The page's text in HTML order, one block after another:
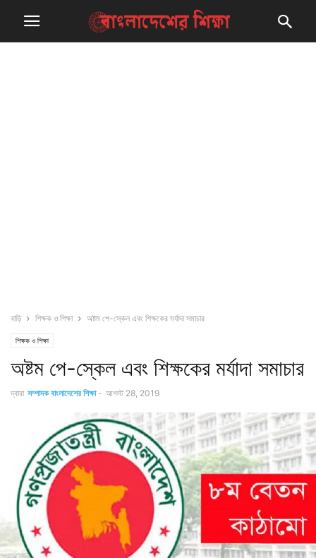
বাড়ি শিক্ষক ও শিক্ষা অষ্টম পে-স্কেল এবং শিক্ষকের মর্যাদা সমাচার
শিক্ষক ও শিক্ষা
অষ্টম পে-স্কেল এবং শিক্ষকের মর্যাদা সমাচার
দ্বারা সম্পাদক বাংলাদেশের শিক্ষা - আগস্ট 28, 2019